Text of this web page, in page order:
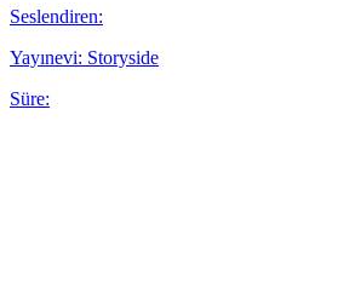
Seslendiren:
Yayınevi: Storyside
Süre: